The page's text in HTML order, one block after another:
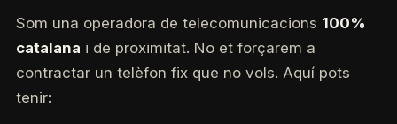
Som una operadora de telecomunicacions 100%
catalana i de proximitat. No et forçarem a
contractar un telèfon fix que no vols. Aquí pots
tenir: